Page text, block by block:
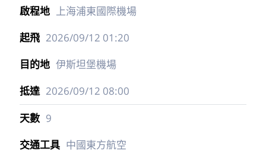
上海浦東國際機場
2026/09/12 01:20
伊斯坦堡機場
2026/09/12 08:00
9
中國東方航空